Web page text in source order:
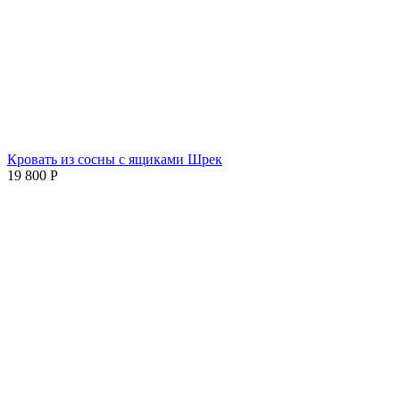
Кровать из сосны с ящиками Шрек
19 800 Р